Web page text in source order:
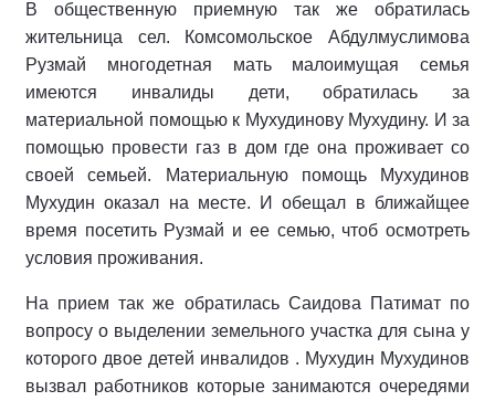
В общественную приемную так же обратилась
жительница сел. Комсомольское Абдулмуслимова
Рузмай многодетная мать малоимущая семья
имеются инвалиды дети, обратилась за
материальной помощью к Мухудинову Мухудину. И за
помощью провести газ в дом где она проживает со
своей семьей. Материальную помощь Мухудинов
Мухудин оказал на месте. И обещал в ближайщее
время посетить Рузмай и ее семью, чтоб осмотреть
условия проживания.
На прием так же обратилась Саидова Патимат по
вопросу о выделении земельного участка для сына у
которого двое детей инвалидов . Мухудин Мухудинов
вызвал работников которые занимаются очередями